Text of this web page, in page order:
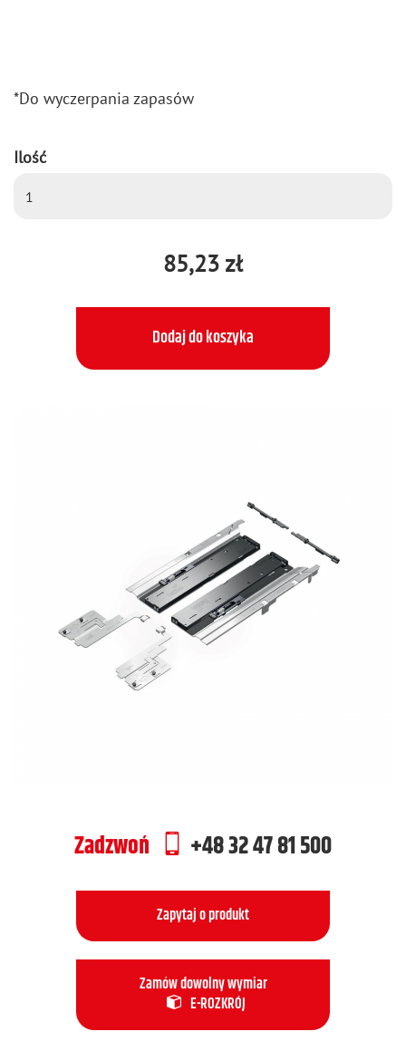
*Do wy­czer­pa­nia za­pa­sów
Ilość
85,23 zł
Dodaj do koszyka
Zadzwoń +48 32 47 81 500
Zapytaj o produkt
Zamów dowolny wymiar
E-ROZKRÓJ